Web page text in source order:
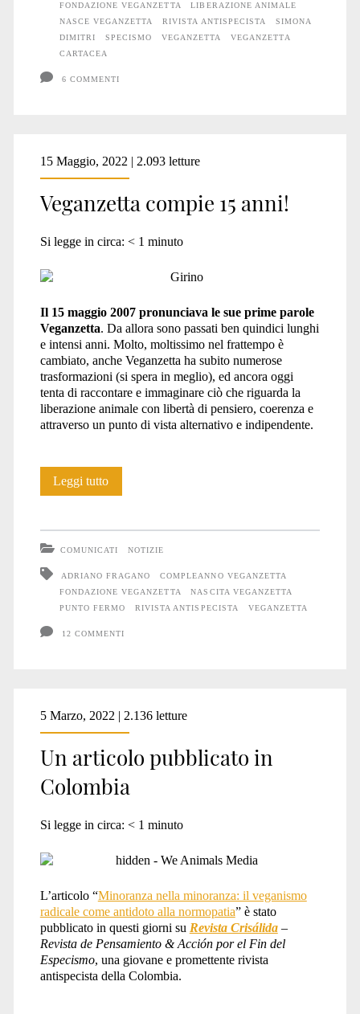
FONDAZIONE VEGANZETTA
LIBERAZIONE ANIMALE
NASCE VEGANZETTA
RIVISTA ANTISPECISTA
SIMONA
DIMITRI
SPECISMO VEGANZETTA
VEGANZETTA
CARTACEA
6 COMMENTI
15 Maggio, 2022 | 2.093 letture
Veganzetta compie 15 anni!
Si legge in circa: < 1 minuto
Il 15 maggio 2007 pronunciava le sue prime parole
Veganzetta. Da allora sono passati ben quindici lunghi
e intensi anni. Molto, moltissimo nel frattempo è
cambiato, anche Veganzetta ha subito numerose
trasformazioni (si spera in meglio), ed ancora oggi
tenta di raccontare e immaginare ciò che riguarda la
liberazione animale con libertà di pensiero, coerenza e
attraverso un punto di vista alternativo e indipendente.
Leggi tuttoVeganzetta
COMUNICATI NOTIZIE
ADRIANO FRAGANO
COMPLEANNO VEGANZETTA
FONDAZIONE VEGANZETTA
NASCITA VEGANZETTA
PUNTO FERMO
RIVISTA ANTISPECISTA VEGANZETTA
12 COMMENTI
5 Marzo, 2022 | 2.136 letture
Un articolo pubblicato in
Colombia
Si legge in circa: < 1 minuto
L’articolo “Minoranza nella minoranza: il veganismo
radicale come antidoto alla normopatia” è stato
pubblicato in questi giorni su Revista Crisálida–
Revista de Pensamiento & Acción por el Fin del
Especismo, una giovane e promettente rivista
antispecista della Colombia.